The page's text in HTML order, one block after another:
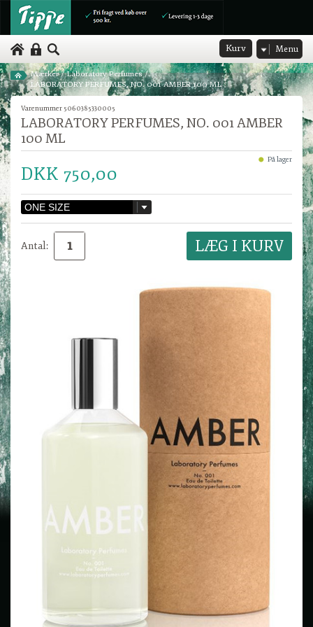
Kurv Menu
Mærker/ Laboratory Perfumes/
LABORATORY PERFUMES, NO. 001 AMBER 100 ML
Varenummer 5060385330005
LABORATORY PERFUMES, NO. 001 AMBER
100 ML
På lager
DKK 750,00
Antal: